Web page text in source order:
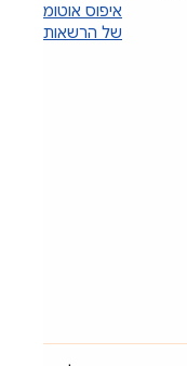
איפוס אוטומטי
של הרשאות